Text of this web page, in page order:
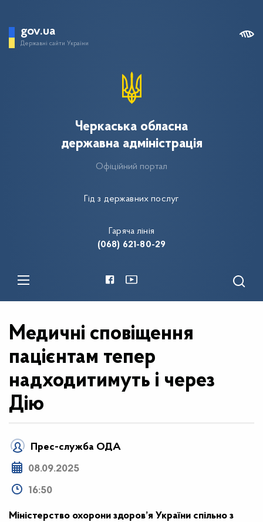
gov.ua
Державні сайти України
Гід з державних послуг
Черкаська обласна
державна адміністрація
Офіційний портал
Гаряча лінія
(068) 621-80-29
Медичні сповіщення
пацієнтам тепер
надходитимуть і через
Дію
Прес-служба ОДА
08.09.2025
16:50
Міністерство охорони здоров’я України спільно з